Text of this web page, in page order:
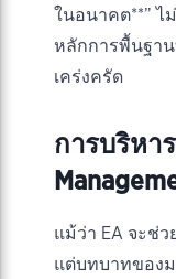
ในอนาคต**” ไ
หลักการพื้นฐา
เคร่งครัด
การบริหา
แม้ว่า EA จะช่
แต่บทบาทของม